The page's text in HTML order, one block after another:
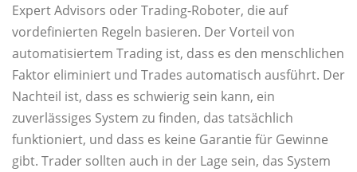
Expert Advisors oder Trading-Roboter, die auf
vordefinierten Regeln basieren. Der Vorteil von
automatisiertem Trading ist, dass es den menschlichen
Faktor eliminiert und Trades automatisch ausführt. Der
Nachteil ist, dass es schwierig sein kann, ein
zuverlässiges System zu finden, das tatsächlich
funktioniert, und dass es keine Garantie für Gewinne
gibt. Trader sollten auch in der Lage sein, das System